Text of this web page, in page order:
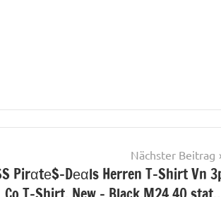
Nächster Beitrag
Pirαtе$-Dеαls Herren T-Shirt Vn